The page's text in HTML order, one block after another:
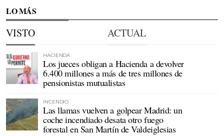
LO MÁS
VISTO ACTUAL
HACIENDA
Los jueces obligan a Hacienda a devolver
6.400 millones a más de tres millones de
pensionistas mutualistas
INCENDIO
Las llamas vuelven a golpear Madrid: un
coche incendiado desata otro fuego
forestal en San Martín de Valdeiglesias